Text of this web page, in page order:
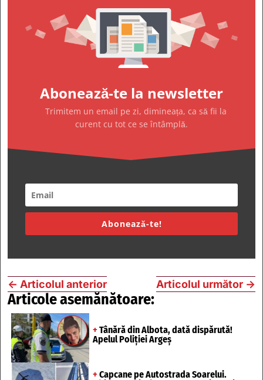
Abonează-te la newsletter
Trimitem un email pe zi, dimineața, ca să fii la
curent cu tot ce se întâmplă.
Abonează-te!
← Articolul anterior Articolul următor →
Articole asemănătoare:
+ Tânără din Albota, dată dispărută!
Apelul Poliției Argeș
+ Capcane pe Autostrada Soarelui.